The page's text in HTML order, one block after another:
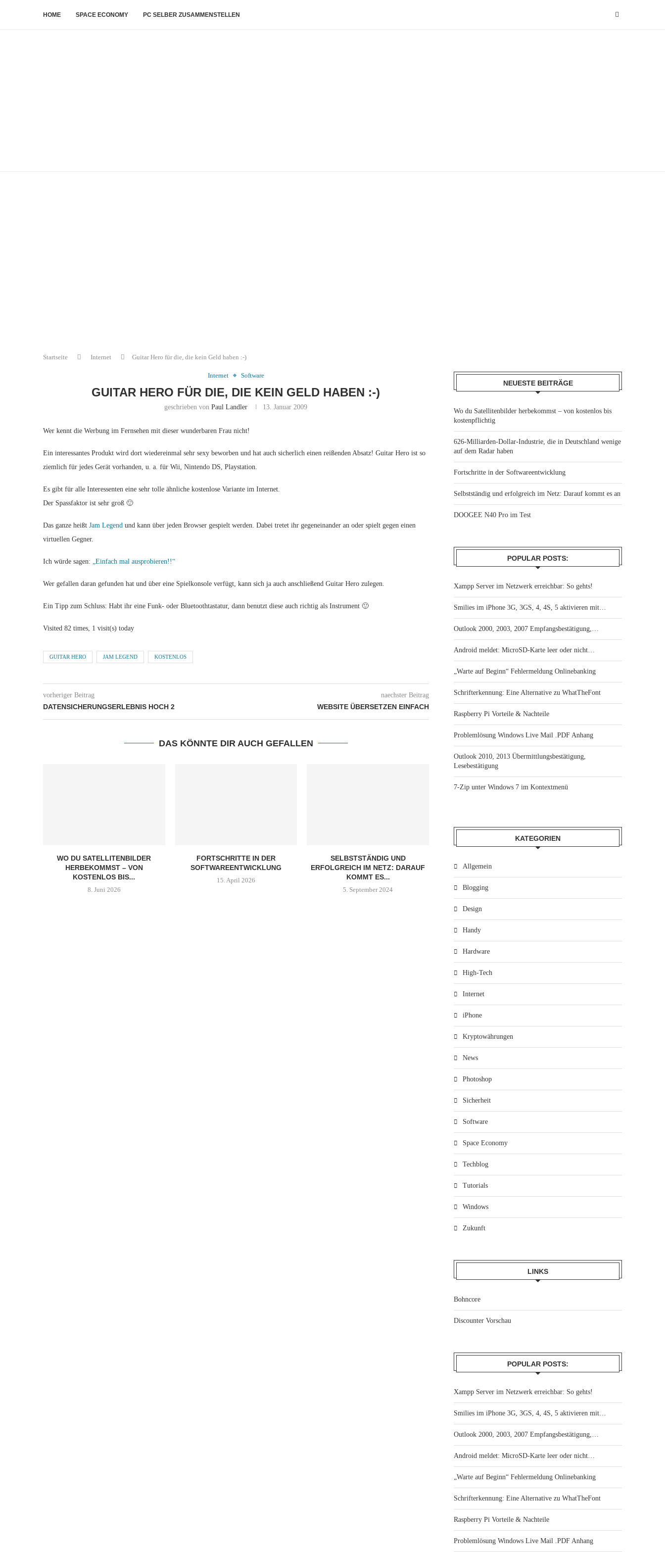
HOME SPACE ECONOMY PC SELBER ZUSAMMENSTELLEN
Startseite Internet Guitar Hero für die, die kein Geld haben :-)
Internet Software
GUITAR HERO FÜR DIE, DIE KEIN GELD HABEN :-)
geschrieben vonPaul Landler 13. Januar 2009
Wer kennt die Werbung im Fernsehen mit dieser wunderbaren Frau nicht!
Ein interessantes Produkt wird dort wiedereinmal sehr sexy beworben und hat auch sicherlich einen reißenden Absatz! Guitar Hero ist so
ziemlich für jedes Gerät vorhanden, u. a. für Wii, Nintendo DS, Playstation.
Es gibt für alle Interessenten eine sehr tolle ähnliche kostenlose Variante im Internet.
Der Spassfaktor ist sehr groß 🙂
Das ganze heißt Jam Legend und kann über jeden Browser gespielt werden. Dabei tretet ihr gegeneinander an oder spielt gegen einen
virtuellen Gegner.
Ich würde sagen: „Einfach mal ausprobieren!!“
Wer gefallen daran gefunden hat und über eine Spielkonsole verfügt, kann sich ja auch anschließend Guitar Hero zulegen.
Ein Tipp zum Schluss: Habt ihr eine Funk- oder Bluetoothtastatur, dann benutzt diese auch richtig als Instrument 🙂
Visited 82 times, 1 visit(s) today
GUITAR HERO JAM LEGEND KOSTENLOS
vorheriger Beitrag
DATENSICHERUNGSERLEBNIS HOCH 2
naechster Beitrag
WEBSITE ÜBERSETZEN EINFACH
DAS KÖNNTE DIR AUCH GEFALLEN
WO DU SATELLITENBILDER
HERBEKOMMST – VON
KOSTENLOS BIS...
8. Juni 2026
FORTSCHRITTE IN DER
SOFTWAREENTWICKLUNG
15. April 2026
SELBSTSTÄNDIG UND
ERFOLGREICH IM NETZ: DARAUF
KOMMT ES...
5. September 2024
NEUESTE BEITRÄGE
Wo du Satellitenbilder herbekommst – von kostenlos bis
kostenpflichtig
626-Milliarden-Dollar-Industrie, die in Deutschland wenige
auf dem Radar haben
Fortschritte in der Softwareentwicklung
Selbstständig und erfolgreich im Netz: Darauf kommt es an
DOOGEE N40 Pro im Test
POPULAR POSTS:
Xampp Server im Netzwerk erreichbar: So gehts!
Smilies im iPhone 3G, 3GS, 4, 4S, 5 aktivieren mit…
Outlook 2000, 2003, 2007 Empfangsbestätigung,…
Android meldet: MicroSD-Karte leer oder nicht…
„Warte auf Beginn“ Fehlermeldung Onlinebanking
Schrifterkennung: Eine Alternative zu WhatTheFont
Raspberry Pi Vorteile & Nachteile
Problemlösung Windows Live Mail .PDF Anhang
Outlook 2010, 2013 Übermittlungsbestätigung,
Lesebestätigung
7-Zip unter Windows 7 im Kontextmenü
KATEGORIEN
Allgemein
Blogging
Design
Handy
Hardware
High-Tech
Internet
iPhone
Kryptowährungen
News
Photoshop
Sicherheit
Software
Space Economy
Techblog
Tutorials
Windows
Zukunft
LINKS
Bohncore
Discounter Vorschau
POPULAR POSTS:
Xampp Server im Netzwerk erreichbar: So gehts!
Smilies im iPhone 3G, 3GS, 4, 4S, 5 aktivieren mit…
Outlook 2000, 2003, 2007 Empfangsbestätigung,…
Android meldet: MicroSD-Karte leer oder nicht…
„Warte auf Beginn“ Fehlermeldung Onlinebanking
Schrifterkennung: Eine Alternative zu WhatTheFont
Raspberry Pi Vorteile & Nachteile
Problemlösung Windows Live Mail .PDF Anhang